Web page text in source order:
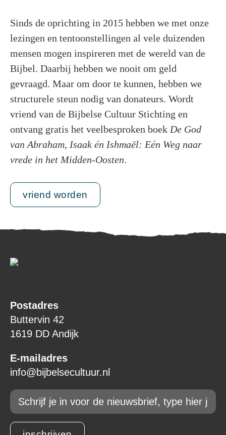
Sinds de oprichting in 2015 hebben we met onze
lezingen en tentoonstellingen al vele duizenden
mensen mogen inspireren met de wereld van de
Bijbel. Daarbij hebben we nooit om geld
gevraagd. Maar om door te kunnen, hebben we
structurele steun nodig van donateurs. Wordt
vriend van de Bijbelse Cultuur Stichting en
ontvang gratis het veelbesproken boek De God
van Abraham, Isaak én Ishmaël: Eén Weg naar
vrede in het Midden-Oosten.
vriend worden
Postadres
Buttervin 42
1619 DD Andijk
E-mailadres
info@bijbelsecultuur.nl
Email